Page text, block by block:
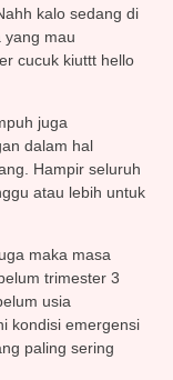
kalo sedang di
yang mau
cucuk kiuttt hello
juga
dalam hal
Hampir seluruh
atau lebih untuk
maka masa
trimester 3
usia
kondisi emergensi
paling sering